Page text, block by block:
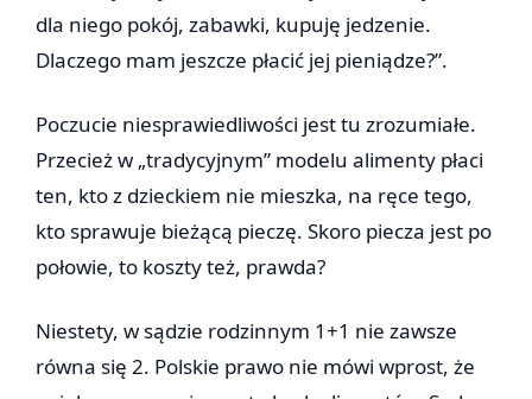
dla niego pokój, zabawki, kupuję jedzenie.
Dlaczego mam jeszcze płacić jej pieniądze?”.
Poczucie niesprawiedliwości jest tu zrozumiałe.
Przecież w „tradycyjnym” modelu alimenty płaci
ten, kto z dzieckiem nie mieszka, na ręce tego,
kto sprawuje bieżącą pieczę. Skoro piecza jest po
połowie, to koszty też, prawda?
Niestety, w sądzie rodzinnym 1+1 nie zawsze
równa się 2. Polskie prawo nie mówi wprost, że